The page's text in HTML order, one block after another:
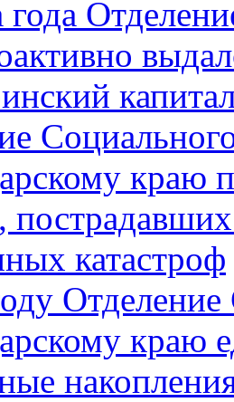
года
краю
катастроф
краю